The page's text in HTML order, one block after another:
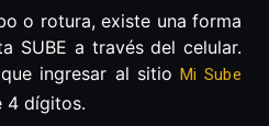
o rotura, existe una forma
SUBE a través del celular.
ingresar al sitio Mi Sube
4 dígitos.